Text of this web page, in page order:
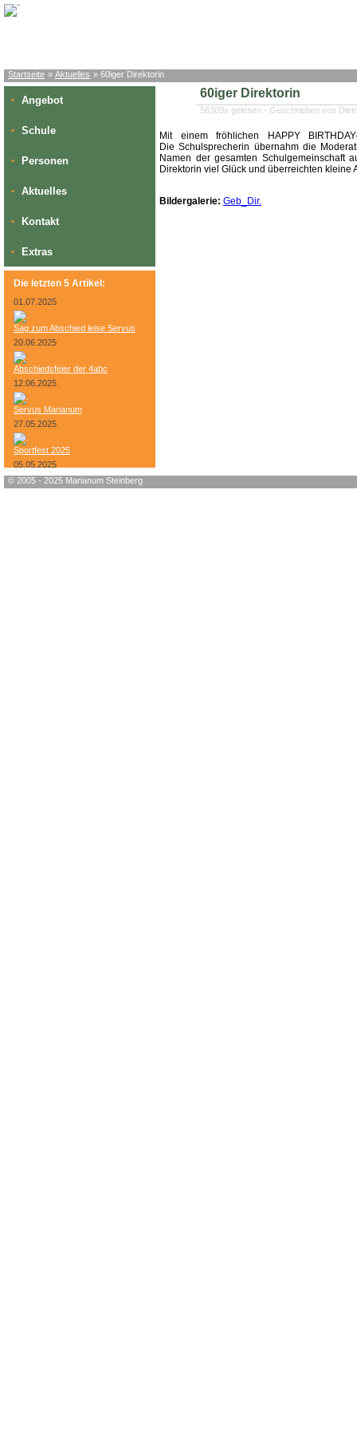
Startseite » Aktuelles » 60iger Direktorin
» Angebot
» Schule
» Personen
» Aktuelles
» Kontakt
» Extras
Die letzten 5 Artikel:
01.07.2025
Sag zum Abschied leise Servus
20.06.2025
Abschiedsfeier der 4abc
12.06.2025
Servus Marianum
27.05.2025
Sportfest 2025
05.05.2025
Bundesheer-Tag
60iger Direktorin
56309x gelesen - Geschrieben von
Mit einem fröhlichen HAPPY
DieSchulsprecherin übernahm die
Namen der gesamten Schulgemeinschaft
Direktorin viel Glück und überreichten kleine
Bildergalerie: Geb_Dir.
© 2005 - 2025 Marianum Steinberg